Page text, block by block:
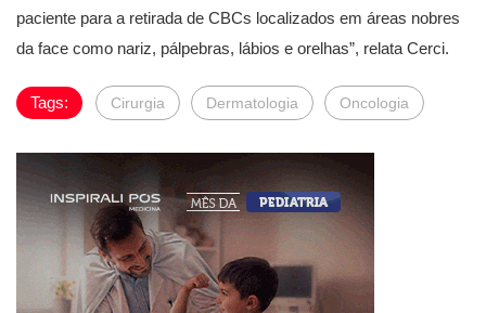
paciente para a retirada de CBCs localizados em áreas nobres
da face como nariz, pálpebras, lábios e orelhas”, relata Cerci.
Tags: Cirurgia Dermatologia Oncologia